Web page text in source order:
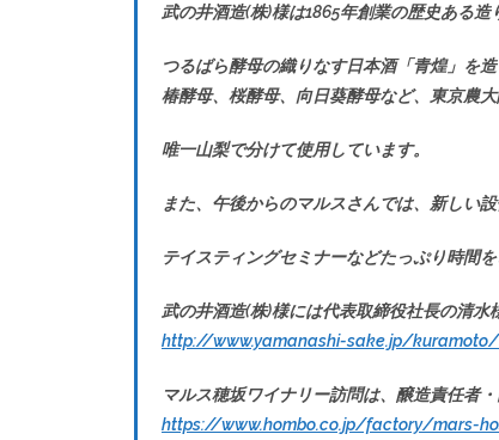
武の井酒造(株)様は1865年創業の歴史ある
つるばら酵母の織りなす日本酒「青煌」を造
椿酵母、桜酵母、向日葵酵母など、東京農
唯一山梨で分けて使用しています。
また、午後からのマルスさんでは、新しい
テイスティングセミナーなどたっぷり時間
武の井酒造(株)様には代表取締役社長の清水
http://www.yamanashi-sake.jp/
マルス穂坂ワイナリー訪問は、醸造責任者
https://www.hombo.co.jp/factory/mars-